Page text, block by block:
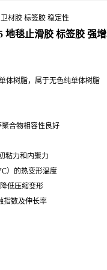
材胶 标签胶 稳定性
地毯止滑胶 标签胶 强
体树脂，属于无色纯单体树脂
聚合物相容性良好
粘力和内聚力
）的热变形温度
低压缩变形
指数及伸长率